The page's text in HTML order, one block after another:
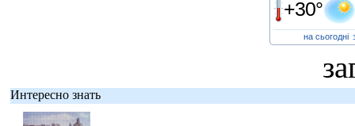
+30°
на сьогодні
Интересно знать